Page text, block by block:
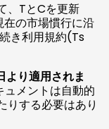
、TとCを更新
在の市場慣行に沿
き利用規約(Ts
り適用されま
メントは自動的
りする必要はあり